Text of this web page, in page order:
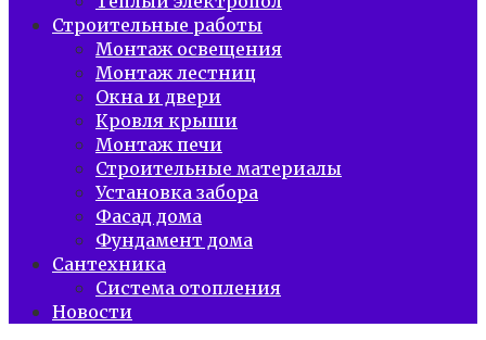
Строительные работы
Монтаж освещения
Монтаж лестниц
Окна и двери
Кровля крыши
Монтаж печи
Строительные материалы
Установка забора
Фасад дома
Фундамент дома
Сантехника
Система отопления
Новости